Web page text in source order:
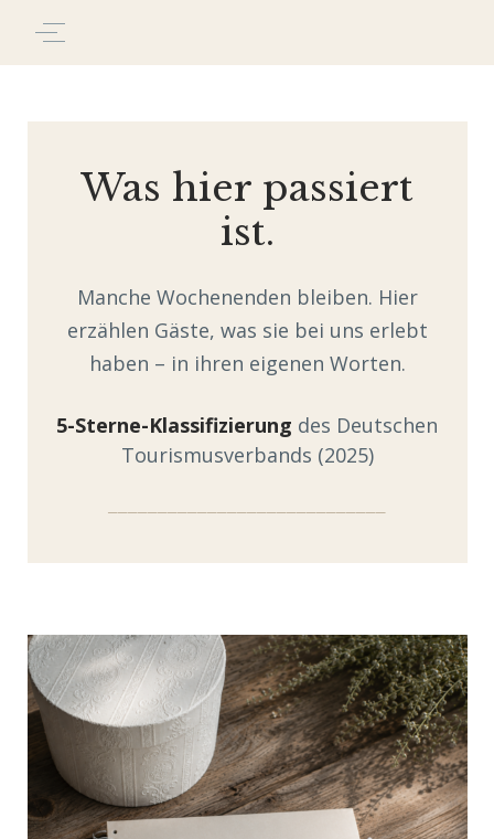
Was hier passiert
ist.
Manche Wochenenden bleiben. Hier
erzählen Gäste, was sie bei uns erlebt
haben – in ihren eigenen Worten.
5-Sterne-Klassifizierung des Deutschen
Tourismusverbands (2025)
────────────────────────────